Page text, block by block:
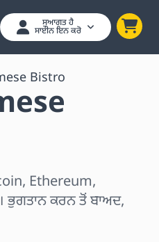
ਸੁਆਗਤ ਹੈ
ਸਾਈਨ ਇਨ ਕਰੋ
Bistro
Ethereum,
ਭੁਗਤਾਨ ਕਰਨ ਤੋਂ ਬਾਅਦ,